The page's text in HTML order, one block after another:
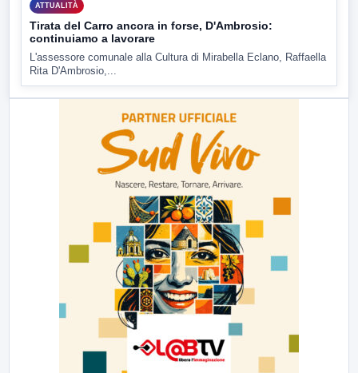
ATTUALITÀ
Tirata del Carro ancora in forse, D'Ambrosio:
continuiamo a lavorare
L'assessore comunale alla Cultura di Mirabella Eclano, Raffaella
Rita D'Ambrosio,...